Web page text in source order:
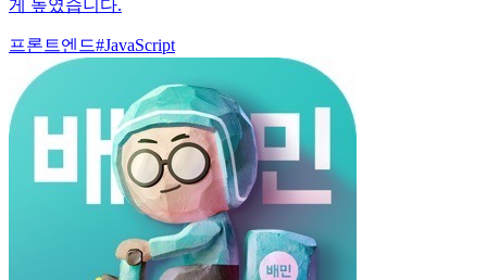
게 높였습니다.
프론트엔드#JavaScript